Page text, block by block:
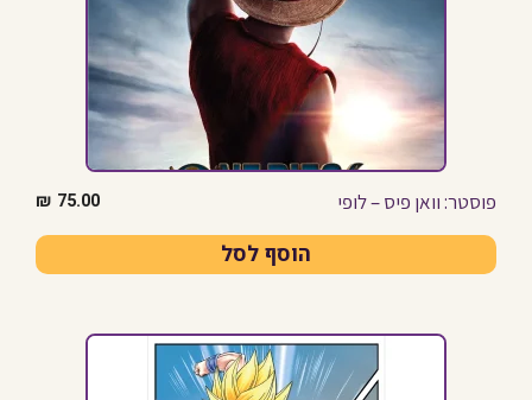
פוסטר: וואן פיס – לופי 75.00
₪
הוסף לסל